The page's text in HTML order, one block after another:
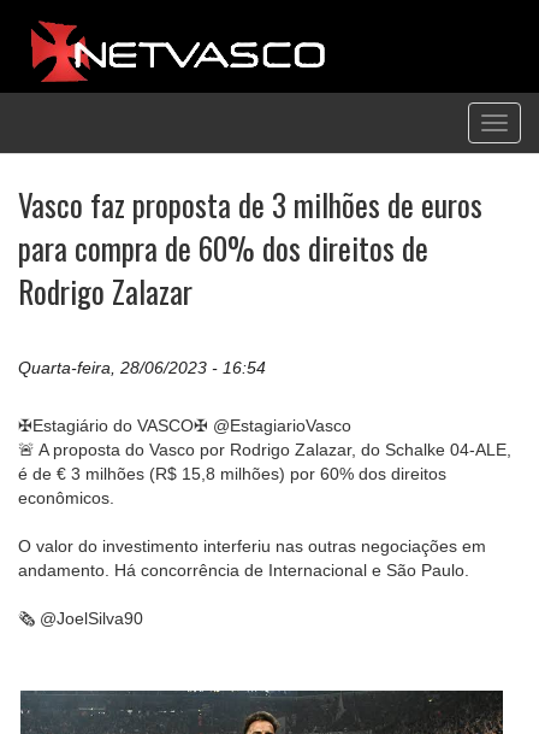
Vasco faz proposta de 3 milhões de euros
para compra de 60% dos direitos de
Rodrigo Zalazar
Quarta-feira, 28/06/2023 - 16:54
✠Estagiário do VASCO✠ @EstagiarioVasco
🚨 A proposta do Vasco por Rodrigo Zalazar, do Schalke 04-ALE,
é de € 3 milhões (R$ 15,8 milhões) por 60% dos direitos
econômicos.
O valor do investimento interferiu nas outras negociações em
andamento. Há concorrência de Internacional e São Paulo.
🗞️ @JoelSilva90